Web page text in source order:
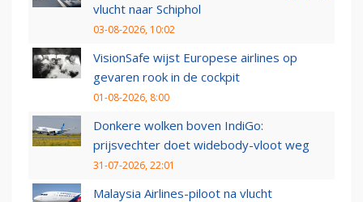
vlucht naar Schiphol
03-08-2026, 10:02
VisionSafe wijst Europese airlines op
gevaren rook in de cockpit
01-08-2026, 8:00
Donkere wolken boven IndiGo:
prijsvechter doet widebody-vloot weg
31-07-2026, 22:01
Malaysia Airlines-piloot na vlucht